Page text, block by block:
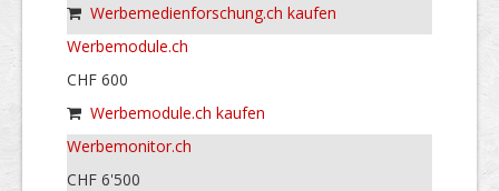
Werbemedienforschung.ch kaufen
Werbemodule.ch
CHF 600
Werbemodule.ch kaufen
Werbemonitor.ch
CHF 6'500